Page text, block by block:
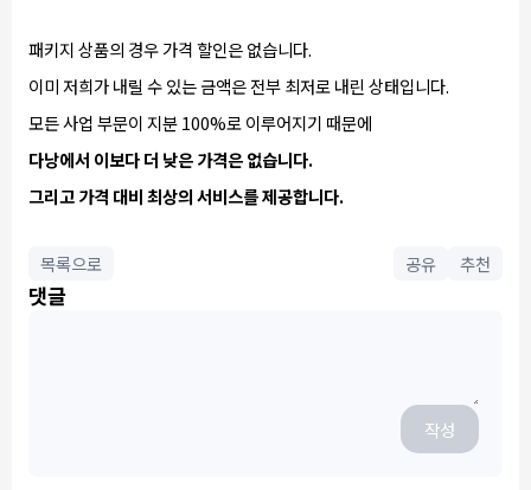
패키지 상품의 경우 가격 할인은 없습니다.
이미 저희가 내릴 수 있는 금액은 전부 최저로 내린 상태입니다.
모든 사업 부문이 지분 100%로 이루어지기 때문에
다낭에서 이보다 더 낮은 가격은 없습니다.
그리고 가격 대비 최상의 서비스를 제공합니다.
목록으로 공유 추천
댓글
작성